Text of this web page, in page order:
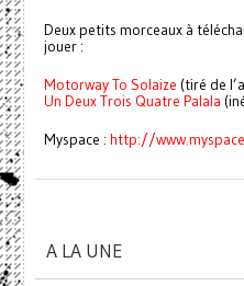
Deux petits morceaux à
jouer :
Motorway To Solaize (tiré de
Un Deux Trois Quatre Palala
Myspace : http://
A LA UNE